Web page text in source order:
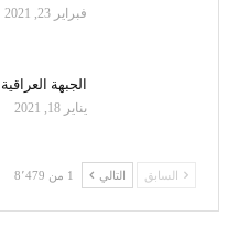
فبراير 23, 2021
الجبهة
يناير 18, 2021
السابق التالي 1 من 8٬479